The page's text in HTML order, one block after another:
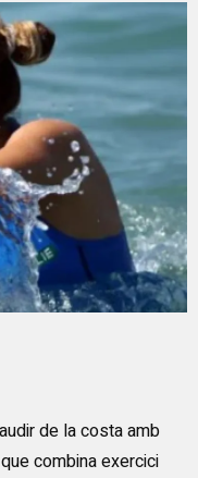
de la costa amb
combina exercici